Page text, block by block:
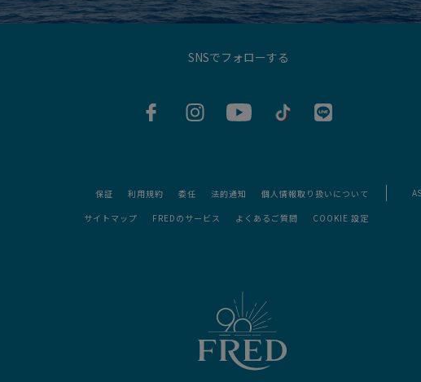
SNSでフォローする
保証 利用規約 委任 法的通知
個人情報取り扱いについて
サイトマップ
FREDのサービス よくあるご質問 COOKIE 設定